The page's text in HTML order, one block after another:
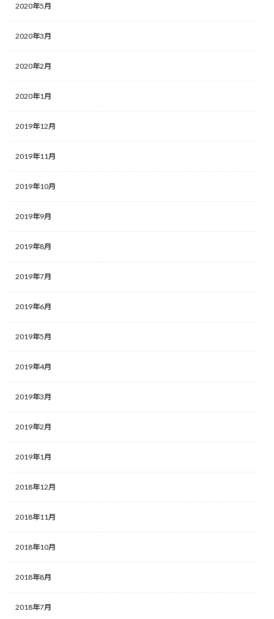
2020年5月
2020年3月
2020年2月
2020年1月
2019年12月
2019年11月
2019年10月
2019年9月
2019年8月
2019年7月
2019年6月
2019年5月
2019年4月
2019年3月
2019年2月
2019年1月
2018年12月
2018年11月
2018年10月
2018年8月
2018年7月